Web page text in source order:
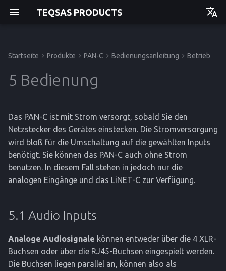
TEQSAS PRODUCTS
English
Produktbeschreibung Service
Referenz
Service
Referenz
Service
Referenz
Service
Referenz
Startseite Produkte PAN-C Bedienungsanleitung Betrieb
5 Bedienung
Das PAN-C ist mit Strom versorgt, sobald Sie den
Netzstecker des Gerätes einstecken. Die Stromversorgung
wird bloß für die Umschaltung auf die gewählten Inputs
benötigt. Sie können das PAN-C auch ohne Strom
benutzen. In diesem Fall stehen in jedoch nur die
analogen Eingänge und das LiNET-C zur Verfügung.
5.1 Audio Inputs
Analoge Audiosignale können entweder über die 4 XLR-
Buchsen oder über die RJ45-Buchsen eingespielt werden.
Die Buchsen liegen parallel an, können also als